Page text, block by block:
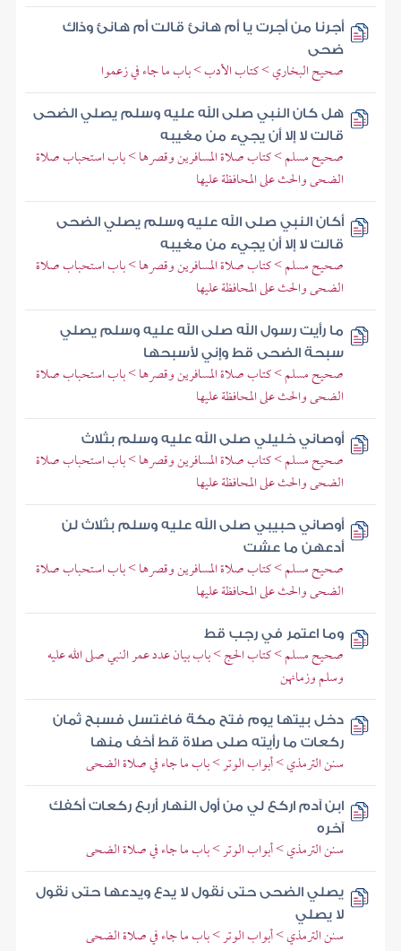
أجرنا من أجرت يا أم هانئ قالت أم هانئ وذاك
ضحى
صحيح البخاري > كتاب الأدب > باب ما جاء في زعموا
هل كان النبي صلى الله عليه وسلم يصلي الضحى
قالت لا إلا أن يجيء من مغيبه
صحيح مسلم > كتاب صلاة المسافرين وقصرها > باب استحباب صلاة
الضحى والحث على المحافظة عليها
أكان النبي صلى الله عليه وسلم يصلي الضحى
قالت لا إلا أن يجيء من مغيبه
صحيح مسلم > كتاب صلاة المسافرين وقصرها > باب استحباب صلاة
الضحى والحث على المحافظة عليها
ما رأيت رسول الله صلى الله عليه وسلم يصلي
سبحة الضحى قط وإني لأسبحها
صحيح مسلم > كتاب صلاة المسافرين وقصرها > باب استحباب صلاة
الضحى والحث على المحافظة عليها
أوصاني خليلي صلى الله عليه وسلم بثلاث
صحيح مسلم > كتاب صلاة المسافرين وقصرها > باب استحباب صلاة
الضحى والحث على المحافظة عليها
أوصاني حبيبي صلى الله عليه وسلم بثلاث لن
أدعهن ما عشت
صحيح مسلم > كتاب صلاة المسافرين وقصرها > باب استحباب صلاة
الضحى والحث على المحافظة عليها
وما اعتمر في رجب قط
صحيح مسلم > كتاب الحج > باب بيان عدد عمر النبي صلى الله عليه
وسلم وزمانهن
دخل بيتها يوم فتح مكة فاغتسل فسبح ثمان
ركعات ما رأيته صلى صلاة قط أخف منها
سنن الترمذي > أبواب الوتر > باب ما جاء في صلاة الضحى
ابن آدم اركع لي من أول النهار أربع ركعات أكفك
آخره
سنن الترمذي > أبواب الوتر > باب ما جاء في صلاة الضحى
يصلي الضحى حتى نقول لا يدع ويدعها حتى نقول
لا يصلي
سنن الترمذي > أبواب الوتر > باب ما جاء في صلاة الضحى